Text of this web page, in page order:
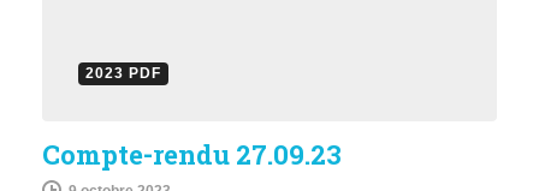
2023 PDF
Compte-rendu 27.09.23